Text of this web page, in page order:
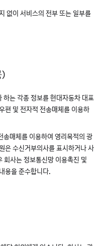
없이 서비스의 전부 또는 일부를
)
하는 각종 정보를 현대자동차 대표
편 및 전자적 전송매체를 이용하
매체를 이용하여 영리목적의 광
은 수신거부의사를 표시하거나 사
회사는 정보통신망 이용촉진 및
용을 준수합니다.